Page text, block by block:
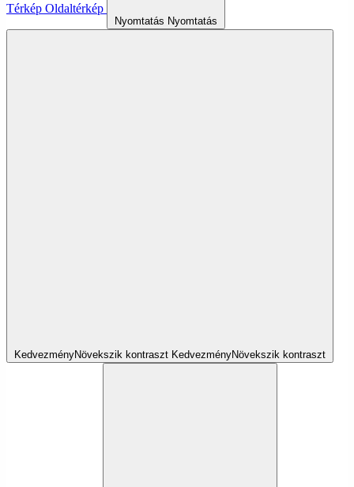
Térkép Oldaltérkép
Nyomtatás Nyomtatás
KedvezményNövekszik kontraszt KedvezményNövekszik kontraszt